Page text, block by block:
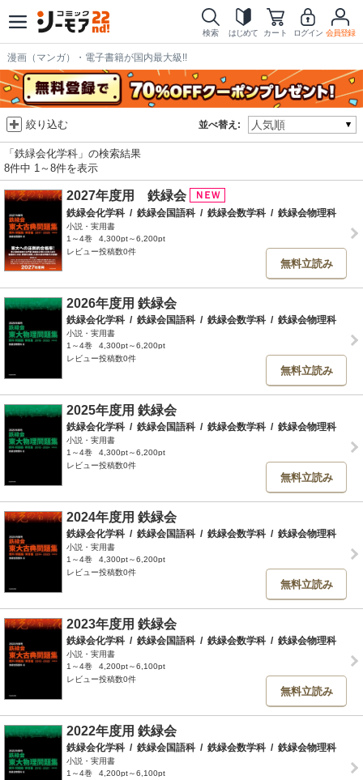
検索 はじめて カート ログイン 会員登録
漫画（マンガ）・電子書籍が国内最大級!!
並べ替え:
絞り込む
「鉄緑会化学科」の検索結果
8件中 1～8件を表示
2027年度用 鉄緑会
鉄緑会化学科 / 鉄緑会国語科 / 鉄緑会数学科 / 鉄緑会物理科
小説・実用書
1～4巻
4,300pt～6,200pt
レビュー投稿数0件
無料立読み
2026年度用 鉄緑会
鉄緑会化学科 / 鉄緑会国語科 / 鉄緑会数学科 / 鉄緑会物理科
小説・実用書
1～4巻
4,300pt～6,200pt
レビュー投稿数0件
無料立読み
2025年度用 鉄緑会
鉄緑会化学科 / 鉄緑会国語科 / 鉄緑会数学科 / 鉄緑会物理科
小説・実用書
1～4巻
4,300pt～6,200pt
レビュー投稿数0件
無料立読み
2024年度用 鉄緑会
鉄緑会化学科 / 鉄緑会国語科 / 鉄緑会数学科 / 鉄緑会物理科
小説・実用書
1～4巻
4,300pt～6,200pt
レビュー投稿数0件
無料立読み
2023年度用 鉄緑会
鉄緑会化学科 / 鉄緑会国語科 / 鉄緑会数学科 / 鉄緑会物理科
小説・実用書
1～4巻
4,200pt～6,100pt
レビュー投稿数0件
無料立読み
2022年度用 鉄緑会
鉄緑会化学科 / 鉄緑会国語科 / 鉄緑会数学科 / 鉄緑会物理科
小説・実用書
1～4巻
4,200pt～6,100pt